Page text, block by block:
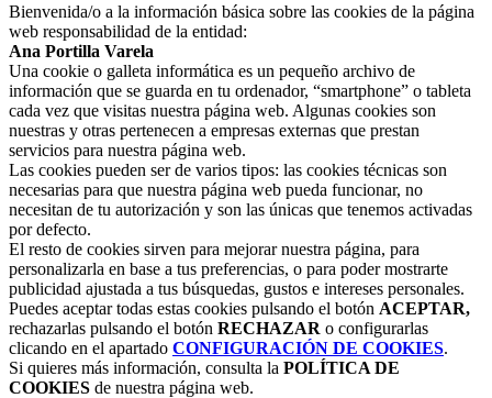
Bienvenida/o a la información básica sobre las cookies de la página
web responsabilidad de la entidad:
Ana Portilla Varela
Una cookie o galleta informática es un pequeño archivo de
información que se guarda en tu ordenador, “smartphone” o tableta
cada vez que visitas nuestra página web. Algunas cookies son
nuestras y otras pertenecen a empresas externas que prestan
servicios para nuestra página web.
Las cookies pueden ser de varios tipos: las cookies técnicas son
necesarias para que nuestra página web pueda funcionar, no
necesitan de tu autorización y son las únicas que tenemos activadas
por defecto.
El resto de cookies sirven para mejorar nuestra página, para
personalizarla en base a tus preferencias, o para poder mostrarte
publicidad ajustada a tus búsquedas, gustos e intereses personales.
Puedes aceptar todas estas cookies pulsando el botón ACEPTAR,
rechazarlas pulsando el botón RECHAZAR o configurarlas
clicando en el apartado CONFIGURACIÓN DE COOKIES.
Si quieres más información, consulta la POLÍTICA DE
COOKIES de nuestra página web.